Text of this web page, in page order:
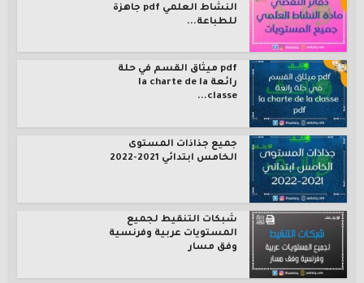
النشاط العلمي pdf جاهزة
للطباعة...
pdf ميثاق القسم في حلة
رائعة la charte de la
classe...
جميع جذاذات المستوى
الخامس ابتدائي 2021-2022
شبكات التنقيط لجميع
المستويات عربية وفرنسية
وفق مسار